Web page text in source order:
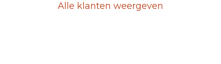
Alle klanten weergeven